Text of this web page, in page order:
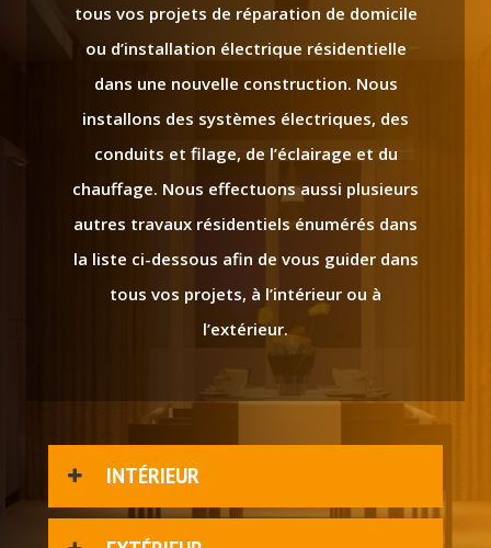
tous vos projets de réparation de domicile
ou d’installation électrique résidentielle
dans une nouvelle construction. Nous
installons des systèmes électriques, des
conduits et filage, de l’éclairage et du
chauffage. Nous effectuons aussi plusieurs
autres travaux résidentiels énumérés dans
la liste ci-dessous afin de vous guider dans
tous vos projets, à l’intérieur ou à
l’extérieur.
INTÉRIEUR